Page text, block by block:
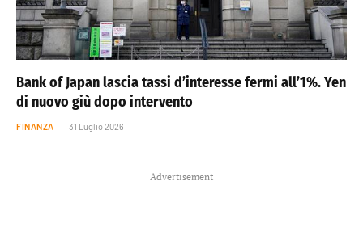
Bank of Japan lascia tassi d’interesse fermi all’1%. Yen
di nuovo giù dopo intervento
FINANZA 31 Luglio 2026
Advertisement